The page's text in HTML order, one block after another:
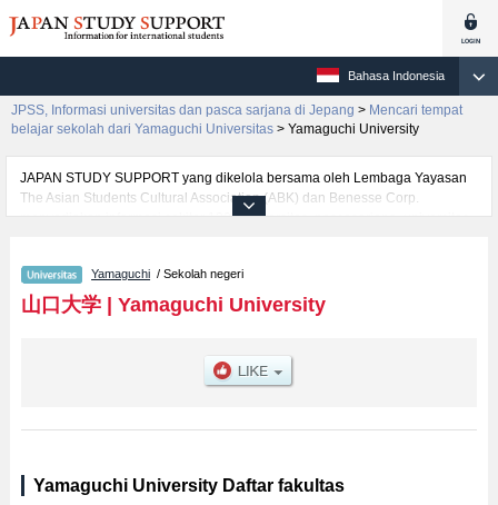
Bahasa Indonesia
JPSS, Informasi universitas dan pasca sarjana di Jepang > Mencari tempat
belajar sekolah dari Yamaguchi Universitas > Yamaguchi University
JAPAN STUDY SUPPORT yang dikelola bersama oleh Lembaga Yayasan
The Asian Students Cultural Association (ABK) dan Benesse Corp.
menyediakan informasi sekitar 1300 universitas, pascasarjana, universitas
informasi per fakultas seperti Fakultas HumanitiesatauFakultas
EducationatauFakultas EconomicsatauFakultas ScienceatauFakultas
Medicine and Health SciencesatauFakultas EngineeringatauFakultas
Global and Science StudiesatauFakultas Informatics, serta berbagai
informasi yang berguna bagi mahasiswa(i) mancanegara seperti kuota
Yamaguchi / Sekolah negeri
山口大学| Yamaguchi University
Yamaguchi University Daftar fakultas